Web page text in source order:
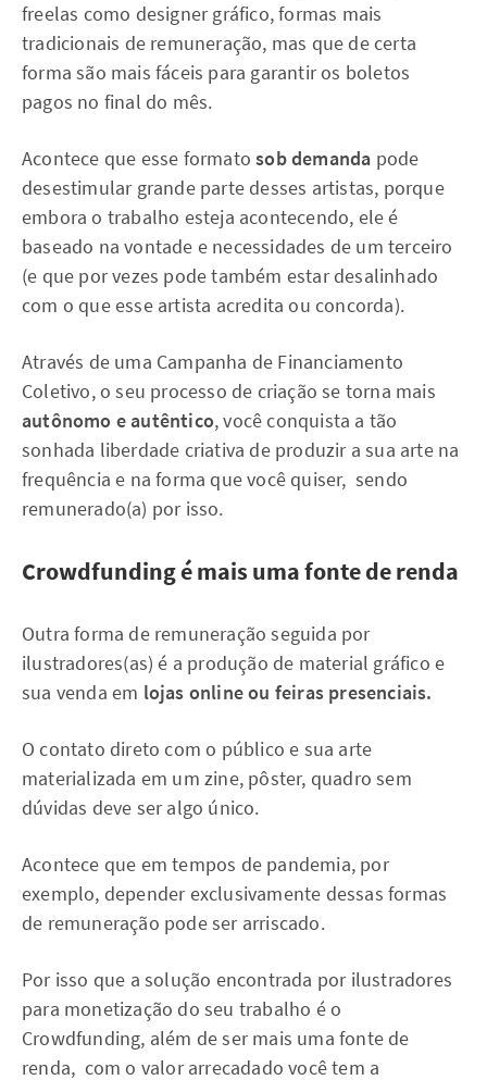
freelas como designer gráfico, formas mais
tradicionais de remuneração, mas que de certa
forma são mais fáceis para garantir os boletos
pagos no final do mês.
Acontece que esse formatosob demanda pode
desestimular grande parte desses artistas, porque
embora o trabalho esteja acontecendo, ele é
baseado na vontade e necessidades de um terceiro
(e que por vezes pode também estar desalinhado
com o que esse artista acredita ou concorda).
Através de uma Campanha de Financiamento
Coletivo, o seu processo de criação se torna mais
autônomo e autêntico, você conquista a tão
sonhada liberdade criativa de produzir a sua arte na
frequência e na forma que você quiser, sendo
remunerado(a) por isso.
Crowdfunding é mais uma fonte de renda
Outra forma de remuneração seguida por
ilustradores(as) é a produção de material gráfico e
sua venda em lojas online ou feiras presenciais.
O contato direto com o público e sua arte
materializada em um zine, pôster, quadro sem
dúvidas deve ser algo único.
Acontece que em tempos de pandemia, por
exemplo, depender exclusivamente dessas formas
de remuneração pode ser arriscado.
Por isso que a solução encontrada por ilustradores
para monetização do seu trabalho é o
Crowdfunding, além de ser mais uma fonte de
renda, com o valor arrecadado você tem a